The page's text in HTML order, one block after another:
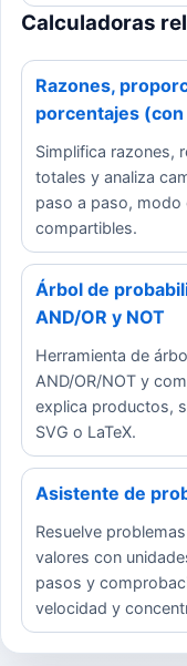
Calculadoras
Razones,
porcentajes (con
Simplifica razones,
totales y analiza
paso a paso, modo
compartibles.
Árbol de
AND/OR y NOT
Herramienta de
AND/OR/NOT y
explica productos,
SVG o LaTeX.
Asistente de
Resuelve
valores con
pasos y
velocidad y